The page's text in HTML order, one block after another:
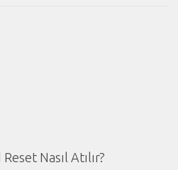
Nasıl Atılır?